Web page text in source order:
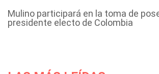
Mulino participará en la toma de
presidente electo de Colombia